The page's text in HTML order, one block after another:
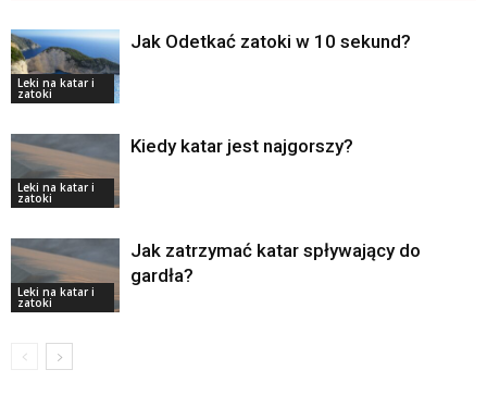
Leki na katar i
zatoki
Jak Odetkać zatoki w 10 sekund?
Leki na katar i
zatoki
Kiedy katar jest najgorszy?
Leki na katar i
zatoki
Jak zatrzymać katar spływający do
gardła?